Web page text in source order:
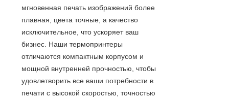
мгновенная печать изображений более
плавная, цвета точные, а качество
исключительное, что ускоряет ваш
бизнес. Наши термопринтеры
отличаются компактным корпусом и
мощной внутренней прочностью, чтобы
удовлетворить все ваши потребности в
печати с высокой скоростью, точностью